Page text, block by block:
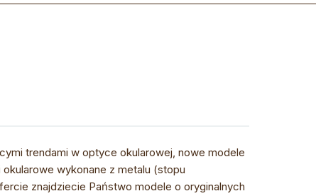
trendami w optyce okularowej, nowe modele
wykonane z metalu (stopu
znajdziecie Państwo modele o oryginalnych